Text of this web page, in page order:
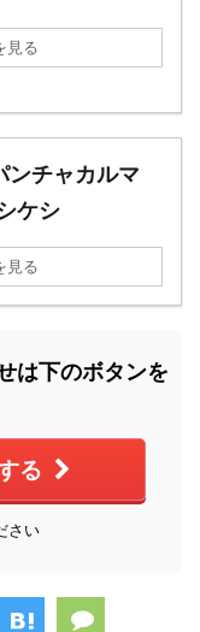
見る
ンチャカルマ
ケシ
見る
は下のボタンを
る
さい